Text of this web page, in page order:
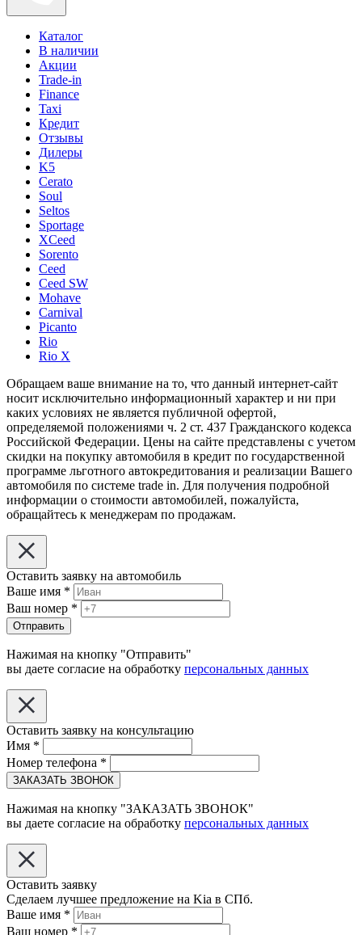
Каталог
В наличии
Акции
Trade-in
Finance
Taxi
Кредит
Отзывы
Дилеры
K5
Cerato
Soul
Seltos
Sportage
XCeed
Sorento
Ceed
Ceed SW
Mohave
Carnival
Picanto
Rio
Rio X
Обращаем ваше внимание на то, что данный интернет-сайт
носит исключительно информационный характер и ни при
каких условиях не является публичной офертой,
определяемой положениями ч. 2 ст. 437 Гражданского кодекса
Российской Федерации. Цены на сайте представлены с учетом
скидки на покупку автомобиля в кредит по государственной
программе льготного автокредитования и реализации Вашего
автомобиля по системе trade in. Для получения подробной
информации о стоимости автомобилей, пожалуйста,
обращайтесь к менеджерам по продажам.
Оставить заявку на автомобиль
Ваше имя *
Ваш номер *
Отправить
Нажимая на кнопку "Отправить"
вы даете согласие на обработку персональных данных
Оставить заявку на консультацию
Имя *
Номер телефона *
ЗАКАЗАТЬ ЗВОНОК
Нажимая на кнопку "ЗАКАЗАТЬ ЗВОНОК"
вы даете согласие на обработку персональных данных
Оставить заявку
Сделаем лучшее предложение на Kia в СПб.
Ваше имя *
Ваш номер *